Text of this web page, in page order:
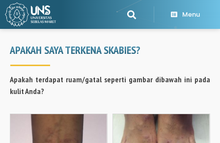
Menu
APAKAH SAYA TERKENA SKABIES?
Apakah terdapat ruam/gatal seperti gambar dibawah ini pada
kulit Anda?